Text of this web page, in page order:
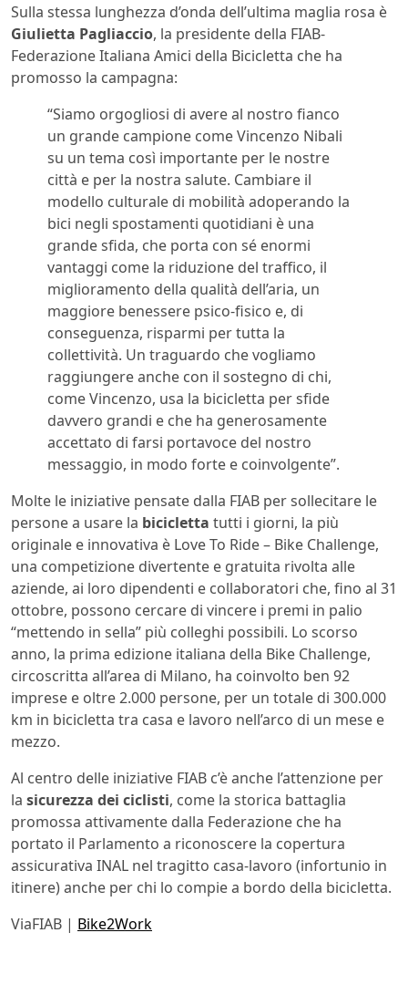
Sulla stessa lunghezza d’onda dell’ultima maglia rosa è
Giulietta Pagliaccio, la presidente della FIAB-
Federazione Italiana Amici della Bicicletta che ha
promosso la campagna:
“Siamo orgogliosi di avere al nostro fianco
un grande campione come Vincenzo Nibali
su un tema così importante per le nostre
città e per la nostra salute. Cambiare il
modello culturale di mobilità adoperando la
bici negli spostamenti quotidiani è una
grande sfida, che porta con sé enormi
vantaggi come la riduzione del traffico, il
miglioramento della qualità dell’aria, un
maggiore benessere psico-fisico e, di
conseguenza, risparmi per tutta la
collettività. Un traguardo che vogliamo
raggiungere anche con il sostegno di chi,
come Vincenzo, usa la bicicletta per sfide
davvero grandi e che ha generosamente
accettato di farsi portavoce del nostro
messaggio, in modo forte e coinvolgente”.
Molte le iniziative pensate dalla FIAB per sollecitare le
persone a usare la bicicletta tutti i giorni, la più
originale e innovativa è Love To Ride – Bike Challenge,
una competizione divertente e gratuita rivolta alle
aziende, ai loro dipendenti e collaboratori che, fino al 31
ottobre, possono cercare di vincere i premi in palio
“mettendo in sella” più colleghi possibili. Lo scorso
anno, la prima edizione italiana della Bike Challenge,
circoscritta all’area di Milano, ha coinvolto ben 92
imprese e oltre 2.000 persone, per un totale di 300.000
km in bicicletta tra casa e lavoro nell’arco di un mese e
mezzo.
Al centro delle iniziative FIAB c’è anche l’attenzione per
la sicurezza dei ciclisti, come la storica battaglia
promossa attivamente dalla Federazione che ha
portato il Parlamento a riconoscere la copertura
assicurativa INAL nel tragitto casa-lavoro (infortunio in
itinere) anche per chi lo compie a bordo della bicicletta.
ViaFIAB | Bike2Work